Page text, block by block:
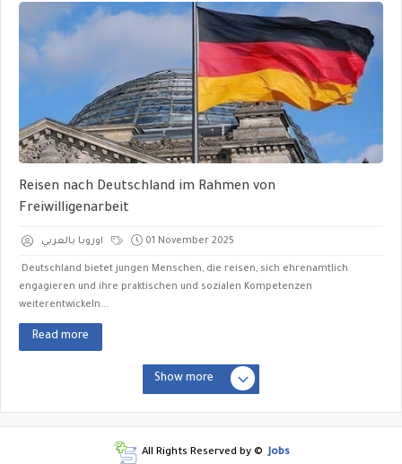
Reisen nach Deutschland im Rahmen von
Freiwilligenarbeit
اوروبا بالعربي 01 November 2025
Deutschland bietet jungen Menschen, die reisen, sich ehrenamtlich
engagieren und ihre praktischen und sozialen Kompetenzen
weiterentwickeln...
Read more
Show more
All Rights Reserved by © Jobs